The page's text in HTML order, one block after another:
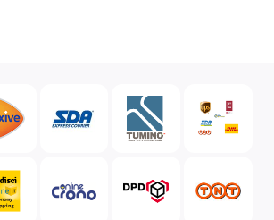
Italiane
TNT